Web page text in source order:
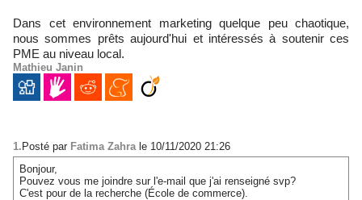
Dans cet environnement marketing quelque peu chaotique,
nous sommes prêts aujourd'hui et intéressés à soutenir ces
PME au niveau local.
Mathieu Janin
1. Posté par Fatima Zahra le 10/11/2020 21:26
Bonjour,
Pouvez vous me joindre sur l'e-mail que j'ai renseigné svp?
C'est pour de la recherche (École de commerce).